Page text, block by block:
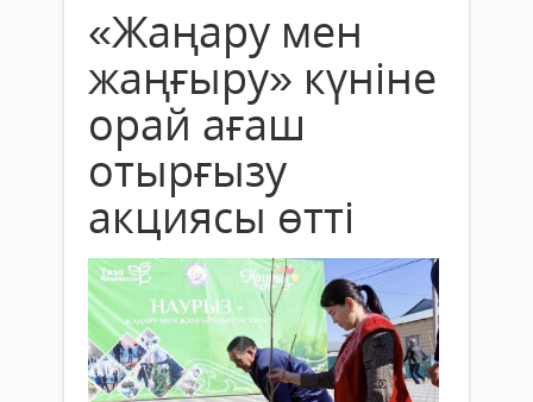
«Жаңару мен
жаңғыру» күніне
орай ағаш
отырғызу
акциясы өтті